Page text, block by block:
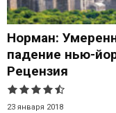
Норман:
падение нью-
Рецензия
23 января 2018